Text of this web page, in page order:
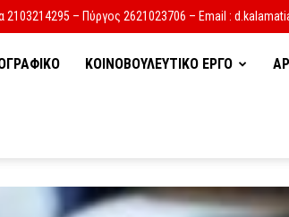
2103214295 – Πύργος 2621023706 – Email :
ΚΟΙΝΟΒΟΥΛΕΥΤΙΚΟ ΕΡΓΟ